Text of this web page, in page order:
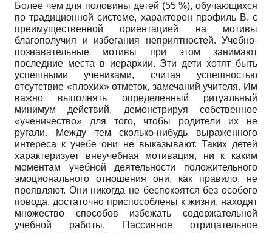
Более чем для половины детей (55 %), обучающихся
по традиционной системе, характерен профиль В, с
преимущественной ориентацией на мотивы
благополучия и избегания неприятностей. Учебно-
познавательные мотивы при этом занимают
последние места в иерархии. Эти дети хотят быть
успешными учениками, считая успешностью
отсутствие «плохих» отметок, замечаний учителя. Им
важно выполнять определенный ритуальный
минимум действий, демонстрируя собственное
«ученичество» для того, чтобы родители их не
ругали. Между тем сколько-нибудь выраженного
интереса к учебе они не выказывают. Таких детей
характеризует внеучебная мотивация, ни к каким
моментам учебной деятельности положительного
эмоционального отношения они, как правило, не
проявляют. Они никогда не беспокоятся без особого
повода, достаточно приспособлены к жизни, находят
множество способов избежать содержательной
учебной работы. Пассивное отрицательное